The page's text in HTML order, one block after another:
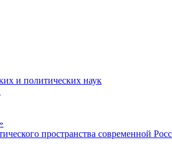
и политических наук
пространства современной